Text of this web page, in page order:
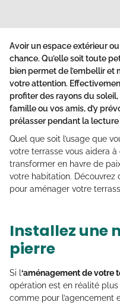
Avoir un espace extérieur
chance. Qu’elle soit toute
bien permet de l’embellir
votre attention.
profiter des rayons du
famille ou vos amis, d’y
prélasser pendant la lecture
Quel que soit l’usage que
votre terrasse vous aidera
transformer en havre de
votre habitation.
pour aménager votre
Installez une
pierre
Si l‘aménagement de votre
opération est en réalité plus
comme pour l’agencement